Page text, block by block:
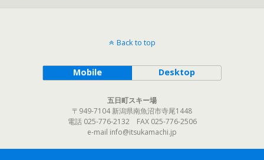
Back to top
Mobile Desktop
五日町スキー場
〒949-7104 新潟県南魚沼市寺尾1448
電話 025-776-2132 FAX 025-776-2506
e-mail info@itsukamachi.jp